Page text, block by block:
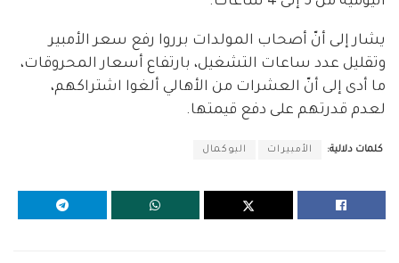
يشار إلى أنّ أصحاب المولدات برروا رفع سعر الأمبير
وتقليل عدد ساعات التشغيل، بارتفاع أسعار المحروقات،
ما أدى إلى أنّ العشرات من الأهالي ألغوا اشتراكهم،
لعدم قدرتهم على دفع قيمتها.
كلمات دلالية: الأمبيرات البوكمال